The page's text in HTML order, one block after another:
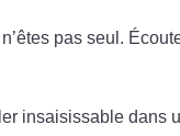
pas seul.
insaisissable